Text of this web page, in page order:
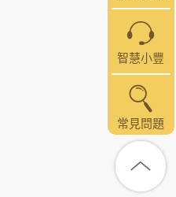
智慧小豐
常見問題